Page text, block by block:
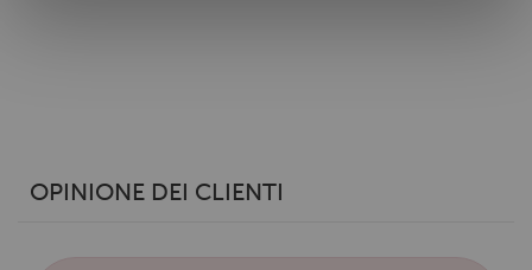
annunci, per fornire funzionalità dei social media e per
informazioni sul modo in cui utilizzi il nostro sito con i
OPINIONE DEI CLIENTI